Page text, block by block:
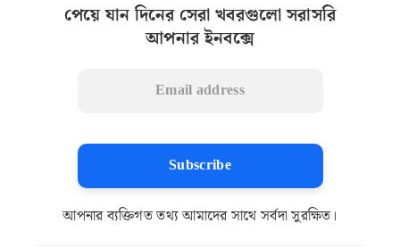
পেয়ে যান দিনের সেরা খবরগুলো সরাসরি
আপনার ইনবক্সে
Subscribe
আপনার ব্যক্তিগত তথ্য আমাদের সাথে সর্বদা সুরক্ষিত।